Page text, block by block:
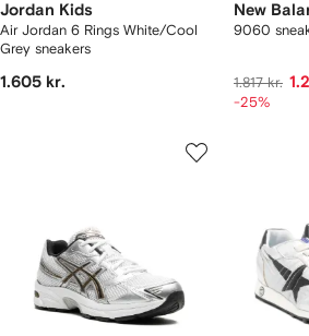
Jordan Kids
Air Jordan 6 Rings White/Cool
Grey sneakers
1.605 kr.
New
9060
1.817 kr.
-25%